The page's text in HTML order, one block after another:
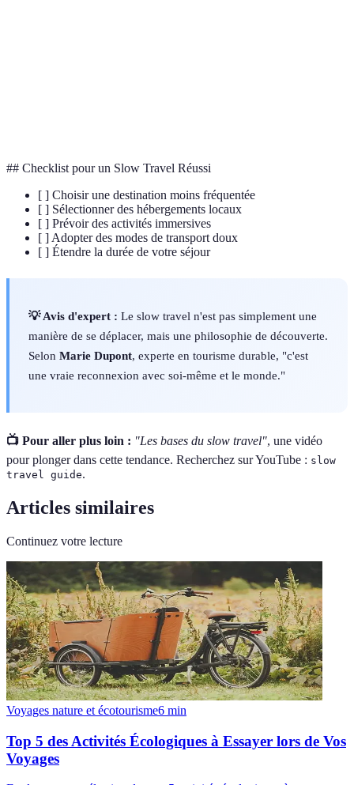
## Checklist pour un Slow Travel Réussi
[ ] Choisir une destination moins fréquentée
[ ] Sélectionner des hébergements locaux
[ ] Prévoir des activités immersives
[ ] Adopter des modes de transport doux
[ ] Étendre la durée de votre séjour
💡 Avis d'expert : Le slow travel n'est pas simplement une
manière de se déplacer, mais une philosophie de découverte.
Selon Marie Dupont, experte en tourisme durable, "c'est
une vraie reconnexion avec soi-même et le monde."
📺 Pour aller plus loin : "Les bases du slow travel", une vidéo
pour plonger dans cette tendance. Recherchez sur YouTube : slow
travel guide.
Articles similaires
Continuez votre lecture
Voyages nature et écotourisme6 min
Top 5 des Activités Écologiques à Essayer lors de Vos
Voyages